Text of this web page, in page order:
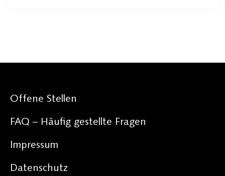
Offene Stellen
FAQ – Häufig gestellte Fragen
Impressum
Datenschutz